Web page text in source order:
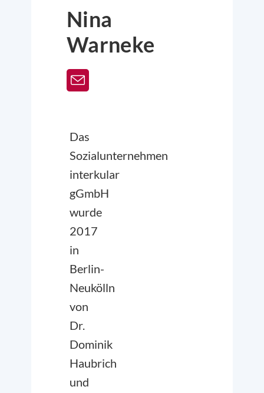
Nina
Warneke
Das
Sozialunternehmen
interkular
gGmbH
wurde
2017
in
Berlin-
Neukölln
von
Dr.
Dominik
Haubrich
und